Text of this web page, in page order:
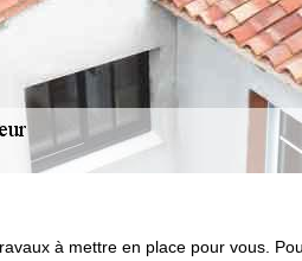
à mettre en place pour vous.